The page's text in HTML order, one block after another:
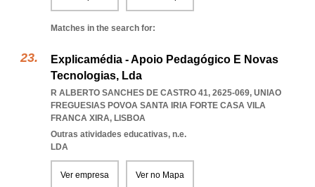
Matches in the search for:
Explicamédia - Apoio Pedagógico E Novas
Tecnologias, Lda
R ALBERTO SANCHES DE CASTRO 41, 2625-069, UNIAO
FREGUESIAS POVOA SANTA IRIA FORTE CASA VILA
FRANCA XIRA, LISBOA
Outras atividades educativas, n.e.
LDA
Ver empresa Ver no Mapa